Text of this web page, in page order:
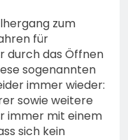
zum
für
durch das Öffnen
sogenannten
immer wieder:
sowie weitere
immer mit einem
sich kein